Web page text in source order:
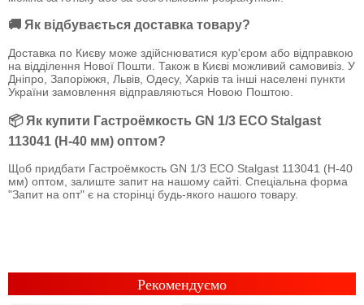
🚚 Як відбувається доставка товару?
Доставка по Києву може здійснюватися кур'єром або відправкою
на відділення Нової Пошти. Також в Києві можливий самовивіз. У
Дніпро, Запоріжжя, Львів, Одесу, Харків та інші населені пункти
України замовлення відправляються Новою Поштою.
📦 Як купити Гастроёмкость GN 1/3 ECO Stalgast
113041 (Н-40 мм) оптом?
Щоб придбати Гастроёмкость GN 1/3 ECO Stalgast 113041 (Н-40
мм) оптом, залиште запит на нашому сайті. Спеціальна форма
"Запит на опт" є на сторінці будь-якого нашого товару.
Рекомендуємо